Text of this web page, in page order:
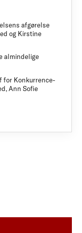
afgørelse
og Kirstine
almindelige
for Konkurrence-
Ann Sofie